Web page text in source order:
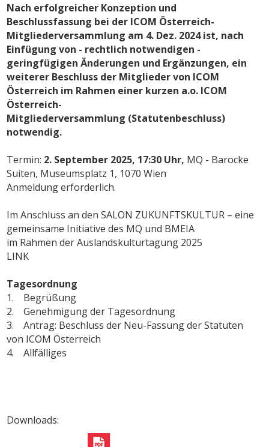
Nach erfolgreicher Konzeption und
Beschlussfassung bei der ICOM Österreich-
Mitgliederversammlung am 4. Dez. 2024 ist, nach
Einfügung von - rechtlich notwendigen -
geringfügigen Änderungen und Ergänzungen, ein
weiterer Beschluss der Mitglieder von ICOM
Österreich im Rahmen einer kurzen a.o. ICOM
Österreich-
Mitgliederversammlung (Statutenbeschluss)
notwendig.
Termin: 2. September 2025, 17:30 Uhr, MQ - Barocke
Suiten, Museumsplatz 1, 1070 Wien
Anmeldung erforderlich.
Im Anschluss an den SALON ZUKUNFTSKULTUR – eine
gemeinsame Initiative des MQ und BMEIA
im Rahmen der Auslandskulturtagung 2025
LINK
Tagesordnung
1. Begrüßung
2. Genehmigung der Tagesordnung
3. Antrag: Beschluss der Neu-Fassung der Statuten
von ICOM Österreich
4. Allfälliges
Downloads: